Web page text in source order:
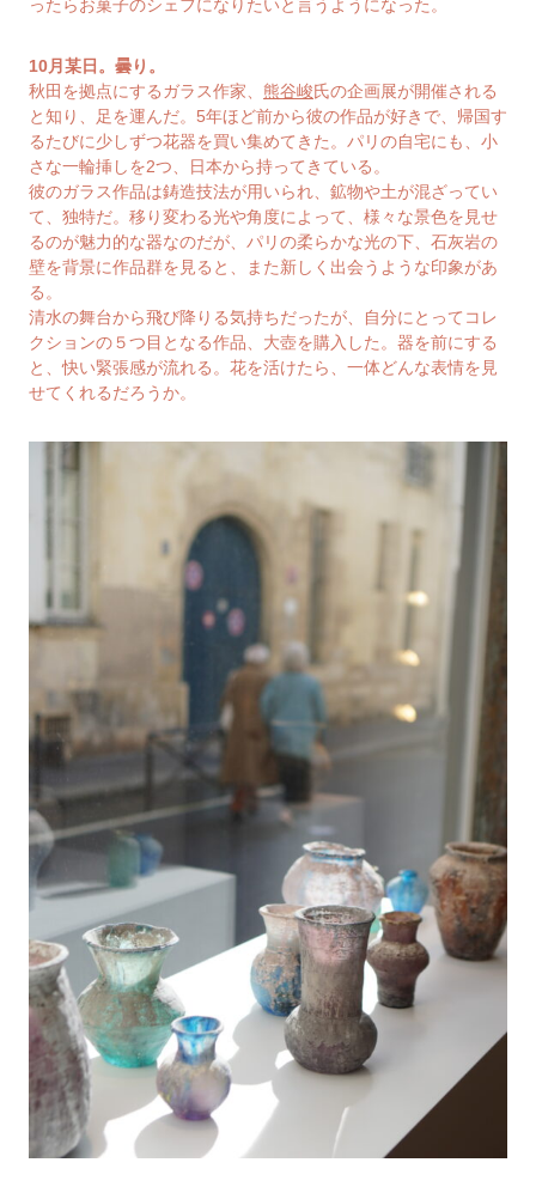
ったらお菓子のシェフになりたいと言うようになった。
10月某日。曇り。
秋田を拠点にするガラス作家、 熊谷峻氏の企画展が開催される
と知り、足を運んだ。5年ほど前から彼の作品が好きで、帰国す
るたびに少しずつ花器を買い集めてきた。パリの自宅にも、小
さな一輪挿しを2つ、日本から持ってきている。
彼のガラス作品は鋳造技法が用いられ、鉱物や土が混ざってい
て、独特だ。移り変わる光や角度によって、様々な景色を見せ
るのが魅力的な器なのだが、パリの柔らかな光の下、石灰岩の
壁を背景に作品群を見ると、また新しく出会うような印象があ
る。
清水の舞台から飛び降りる気持ちだったが、自分にとってコレ
クションの５つ目となる作品、大壺を購入した。器を前にする
と、快い緊張感が流れる。花を活けたら、一体どんな表情を見
せてくれるだろうか。